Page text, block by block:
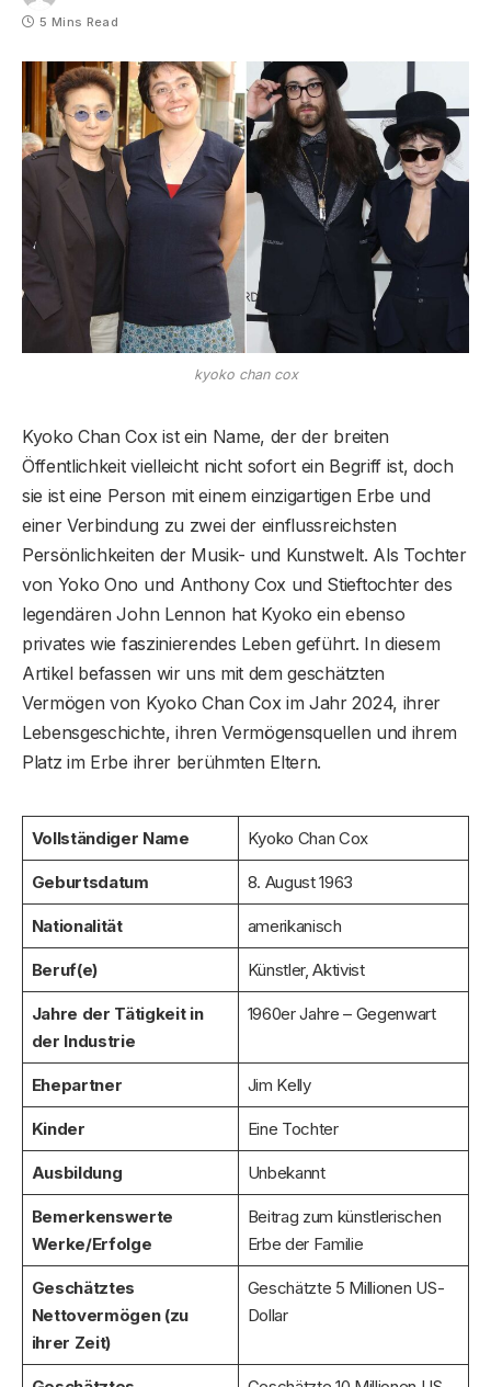
5 Mins Read
kyoko chan cox
Kyoko Chan Cox ist ein Name, der der breiten
Öffentlichkeit vielleicht nicht sofort ein Begriff ist, doch
sie ist eine Person mit einem einzigartigen Erbe und
einer Verbindung zu zwei der einflussreichsten
Persönlichkeiten der Musik- und Kunstwelt. Als Tochter
von Yoko Ono und Anthony Cox und Stieftochter des
legendären John Lennon hat Kyoko ein ebenso
privates wie faszinierendes Leben geführt. In diesem
Artikel befassen wir uns mit dem geschätzten
Vermögen von Kyoko Chan Cox im Jahr 2024, ihrer
Lebensgeschichte, ihren Vermögensquellen und ihrem
Platz im Erbe ihrer berühmten Eltern.
Vollständiger Name Kyoko Chan Cox
Geburtsdatum 8. August 1963
Nationalität amerikanisch
Beruf(e) Künstler, Aktivist
Jahre der Tätigkeit in
der Industrie
1960er Jahre – Gegenwart
Ehepartner Jim Kelly
Kinder Eine Tochter
Ausbildung Unbekannt
Bemerkenswerte
Werke/Erfolge
Beitrag zum künstlerischen
Erbe der Familie
Geschätztes
Nettovermögen (zu
ihrer Zeit)
Geschätzte 5 Millionen US-
Dollar